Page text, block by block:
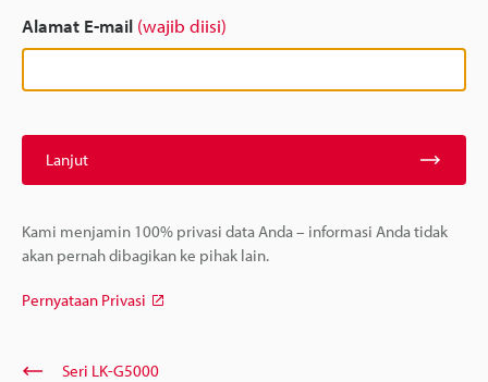
Alamat E-mail (wajib diisi)
Lanjut
Kami menjamin 100% privasi data Anda – informasi Anda tidak
akan pernah dibagikan ke pihak lain.
Pernyataan Privasi
Seri LK-G5000